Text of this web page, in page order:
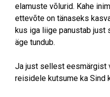
elamuste võlurid. Kahe
ettevõte on tänaseks
kus iga liige panustab
äge tundub.
Ja just sellest eesmärgist
reisidele kutsume ka Sind